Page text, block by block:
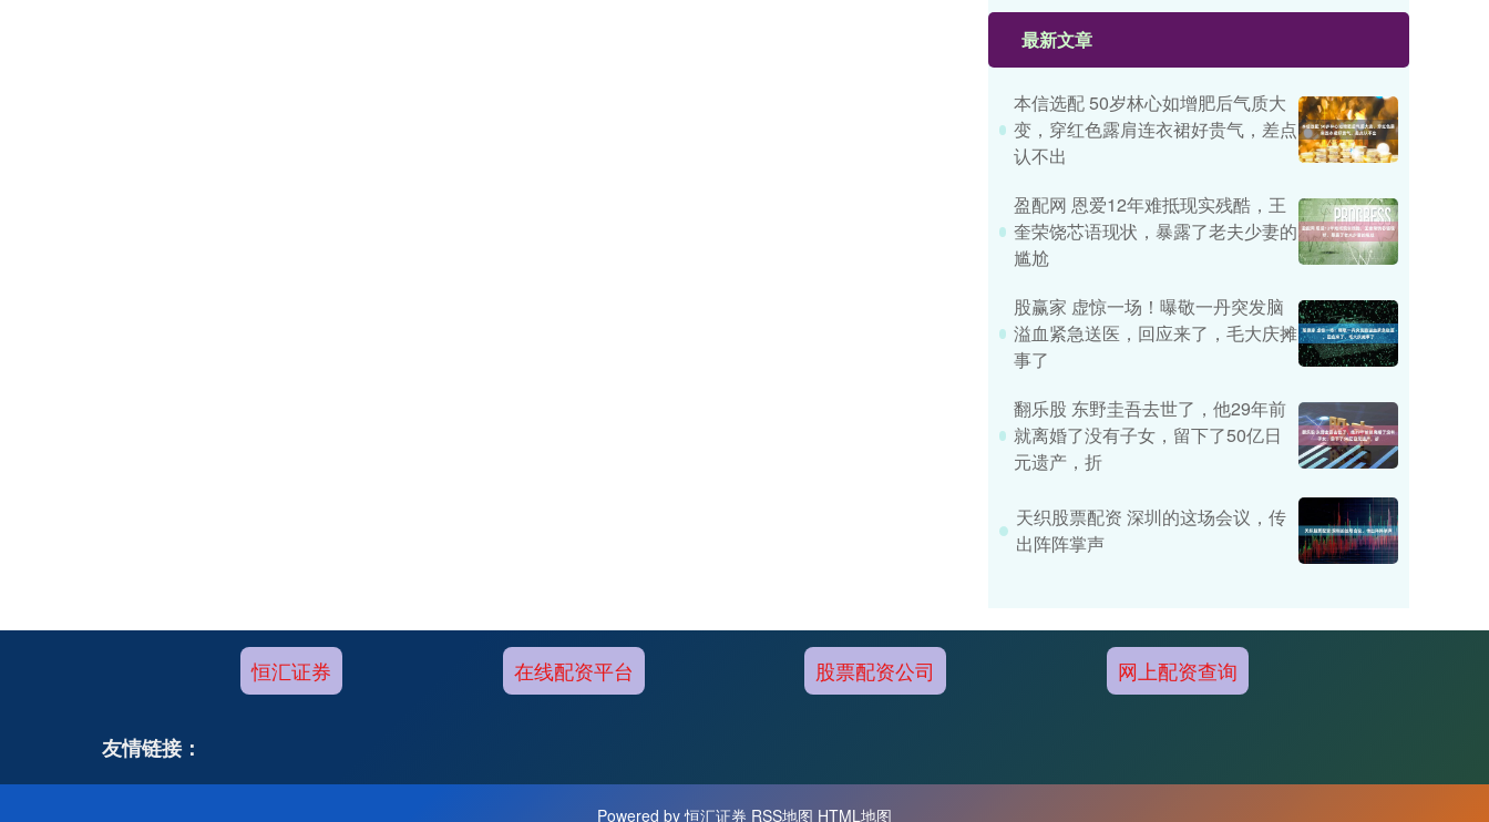
最新文章
本信选配 50岁林心如增肥后气质大
变，穿红色露肩连衣裙好贵气，差点
认不出
盈配网 恩爱12年难抵现实残酷，王
奎荣饶芯语现状，暴露了老夫少妻的
尴尬
股赢家 虚惊一场！曝敬一丹突发脑
溢血紧急送医，回应来了，毛大庆摊
事了
翻乐股 东野圭吾去世了，他29年前
就离婚了没有子女，留下了50亿日
元遗产，折
天织股票配资 深圳的这场会议，传
出阵阵掌声
恒汇证券 在线配资平台 股票配资公司 网上配资查询
友情链接：
Powered by恒汇证券 RSS地图 HTML地图